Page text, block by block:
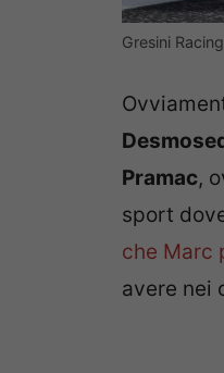
Gresini
Pramac,
sport
che Marc
avere nei